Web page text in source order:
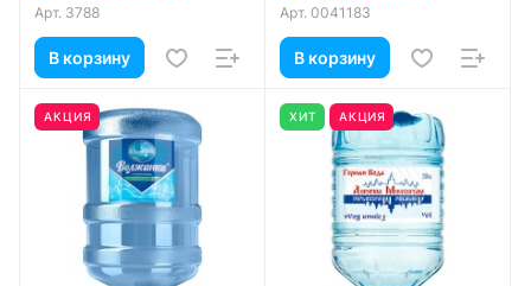
Арт. 3788
В корзину
Арт. 0041183
В корзину
АКЦИЯ ХИТ АКЦИЯ